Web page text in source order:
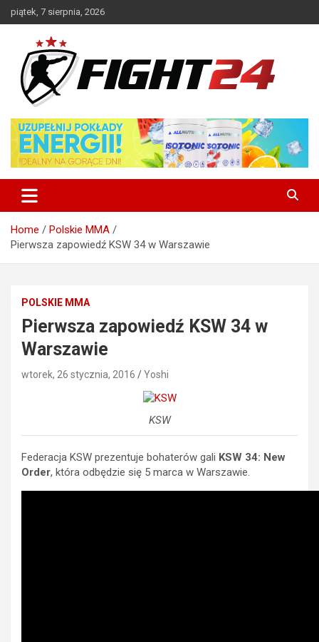
Skip
to
piątek, 7 sierpnia, 2026
FIGHT24.PL – MMA i K-1, UFC
Home
Polskie MMA
Pierwsza zapowiedź KSW 34 w Warszawie
POLSKIE MMA
Pierwsza zapowiedź KSW 34 w
Warszawie
wtorek, 26 stycznia, 2016 Yoshi
KSW
Federacja KSW prezentuje bohaterów gali KSW 34: New
Order, która odbędzie się 5 marca w Warszawie.